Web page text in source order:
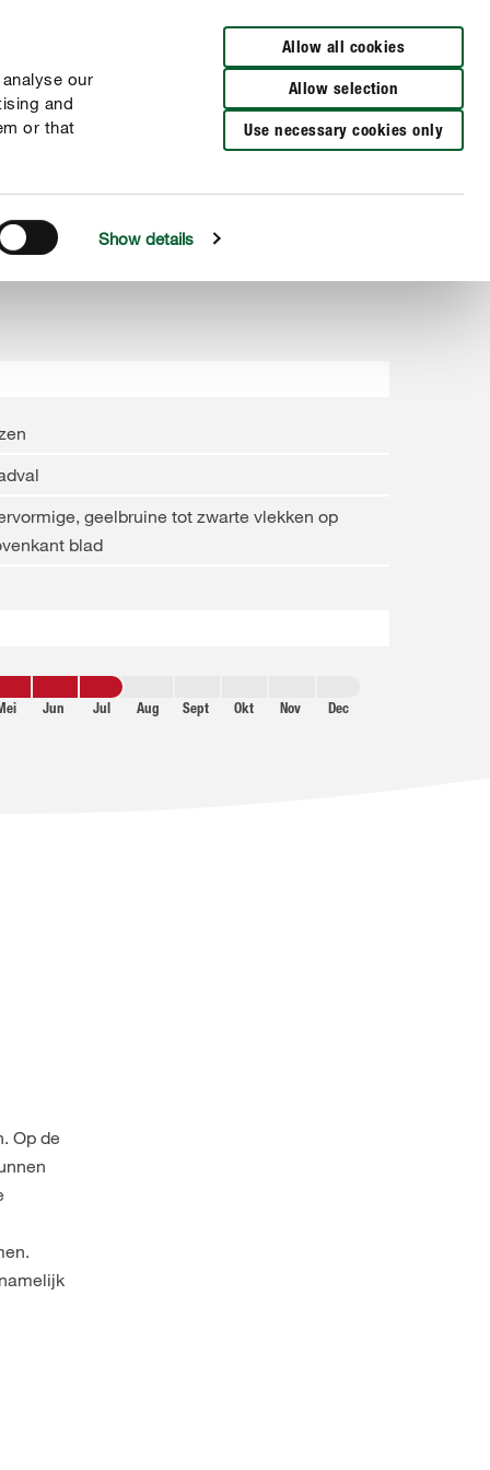
our
and
or that
Show details
Allow all cookies
Allow selection
Use necessary cookies only
geelbruine tot zwarte vlekken op
blad
Jun Jul Aug Sept Okt Nov Dec
Op de